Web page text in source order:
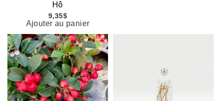
Hô
9,35$
Ajouter au panier